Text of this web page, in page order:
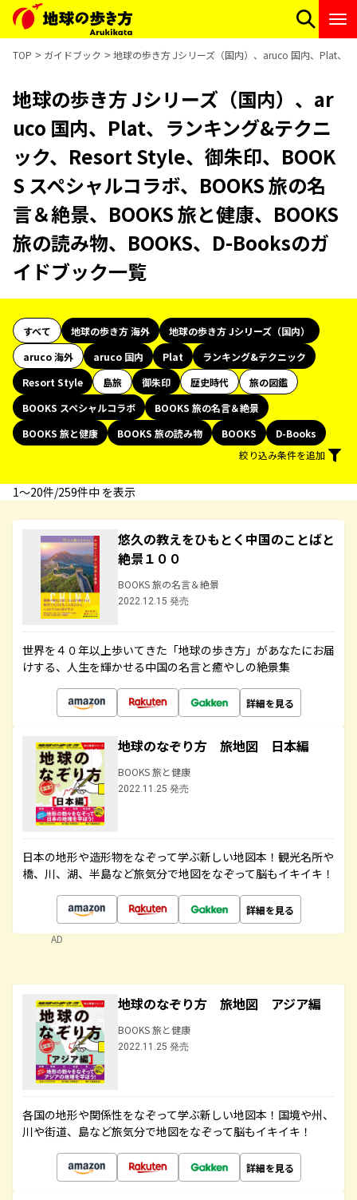
TOP ガイドブック 地球の歩き方 Jシリーズ（国内）、aruco 国内、Plat、
地球の歩き方 Jシリーズ（国内）、ar
uco 国内、Plat、ランキング&テクニ
ック、Resort Style、御朱印、BOOK
S スペシャルコラボ、BOOKS 旅の名
言＆絶景、BOOKS 旅と健康、BOOKS
旅の読み物、BOOKS、D-Booksのガ
イドブック一覧
すべて 地球の歩き方 海外
地球の歩き方 Jシリーズ（国内）
aruco 海外
aruco 国内 Plat
ランキング&テクニック
Resort Style
島旅 御朱印 歴史時代
旅の図鑑
BOOKS スペシャルコラボ
BOOKS 旅の名言＆絶景
BOOKS 旅と健康
BOOKS 旅の読み物 BOOKS
D-Books
絞り込み条件を追加
1〜20件/259件中 を表示
悠久の教えをひもとく中国のことばと
絶景１００
BOOKS 旅の名言＆絶景
2022.12.15 発売
世界を４０年以上歩いてきた「地球の歩き方」があなたにお届
けする、人生を輝かせる中国の名言と癒やしの絶景集
詳細を見る
地球のなぞり方 旅地図 日本編
BOOKS 旅と健康
2022.11.25 発売
日本の地形や造形物をなぞって学ぶ新しい地図本！観光名所や
橋、川、湖、半島など旅気分で地図をなぞって脳もイキイキ！
詳細を見る
AD
地球のなぞり方 旅地図 アジア編
BOOKS 旅と健康
2022.11.25 発売
各国の地形や関係性をなぞって学ぶ新しい地図本！国境や州、
川や街道、島など旅気分で地図をなぞって脳もイキイキ！
詳細を見る